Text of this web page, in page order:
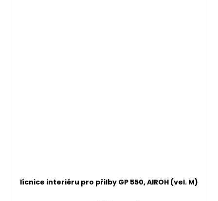
lícnice interiéru pro přilby GP 550, AIROH (vel. M)